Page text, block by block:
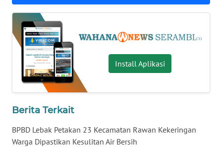
Install Aplikasi
Berita Terkait
BPBD Lebak Petakan 23 Kecamatan Rawan Kekeringan
Warga Dipastikan Kesulitan Air Bersih
WN
LAMPUNG
WN
JATENG
WN
NUSANTARA
WN